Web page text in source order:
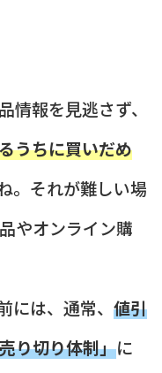
情報を見逃さず、
うちに買いだめ
。それが難しい場
やオンライン購
は、通常、 値引
り切り体制」に